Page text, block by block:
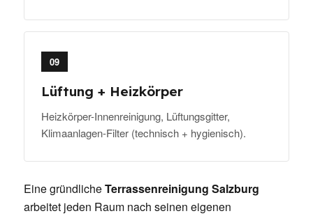
09
Lüftung + Heizkörper
Heizkörper-Innenreinigung, Lüftungsgitter,
Klimaanlagen-Filter (technisch + hygienisch).
Eine gründlicheTerrassenreinigung Salzburg
arbeitet jeden Raum nach seinen eigenen